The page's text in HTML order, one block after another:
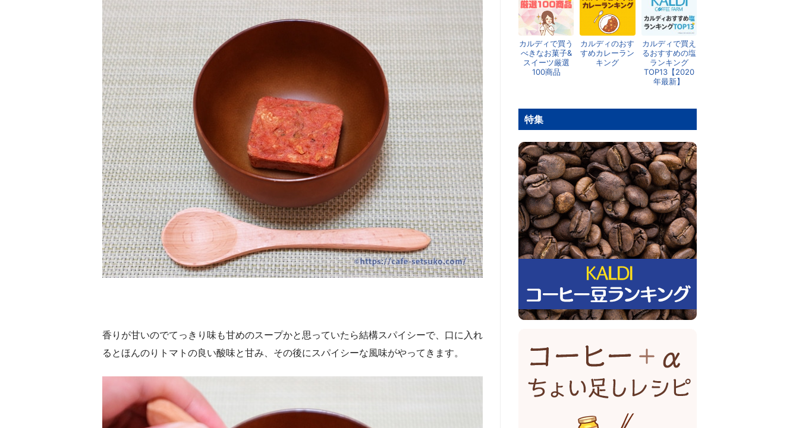
香りが甘いのでてっきり味も甘めのスープかと思っていたら結構スパイシーで、口に入れ
るとほんのりトマトの良い酸味と甘み、その後にスパイシーな風味がやってきます。
カルディで買う
べきなお菓子&
スイーツ厳選
100商品
カルディのおす
すめカレーラン
キング
カルディで買え
るおすすめの塩
ランキング
TOP13【2020
年最新】
特集